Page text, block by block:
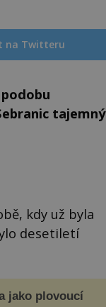
na Twitteru
tajemný
kdy už byla
desetiletí
jako plovoucí